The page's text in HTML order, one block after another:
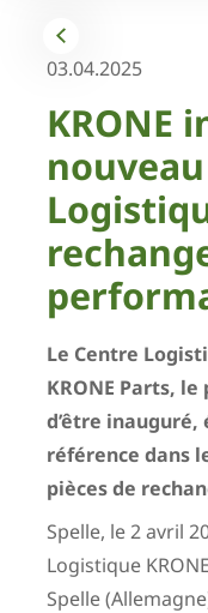
03.04.2025
KRONE
Le Centre
KRONE Parts,
d’être
référence dans
pièces de
Spelle, le 2 avril
Logistique
Spelle